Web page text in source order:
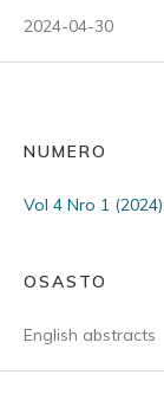
2024-04-30
NUMERO
Vol 4 Nro 1
OSASTO
English abstracts